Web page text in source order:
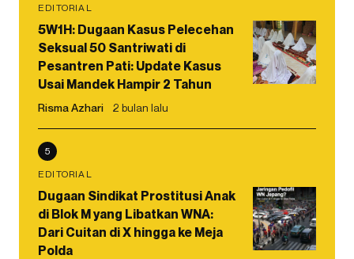
EDITORIAL
5W1H: Dugaan Kasus Pelecehan
Seksual 50 Santriwati di
Pesantren Pati: Update Kasus
Usai Mandek Hampir 2 Tahun
Risma Azhari 2 bulan lalu
5
EDITORIAL
Dugaan Sindikat Prostitusi Anak
di Blok M yang Libatkan WNA:
Dari Cuitan di X hingga ke Meja
Polda